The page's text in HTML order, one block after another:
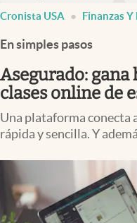
Espiritual
Streaming
PC y mobile
USA
Cronista USA Finanzas
En simples pasos
Asegurado: gana
clases online de
Una plataforma conecta
rápida y sencilla. Y